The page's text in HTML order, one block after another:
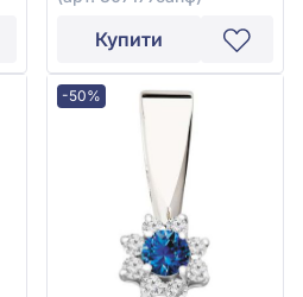
Купити
-50%